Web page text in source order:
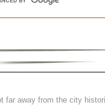
far away from the city